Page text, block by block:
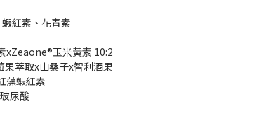
紅素、花青素
xZeaone®玉米黃素 10:2
萃取x山桑子x智利酒果
藻蝦紅素
尿酸